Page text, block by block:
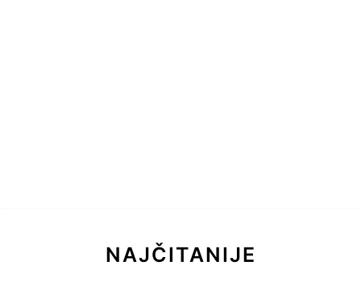
NAJČITANIJE